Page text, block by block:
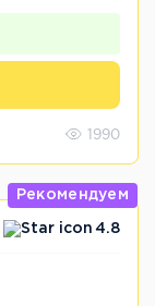
1990
Рекомендуем
4.8